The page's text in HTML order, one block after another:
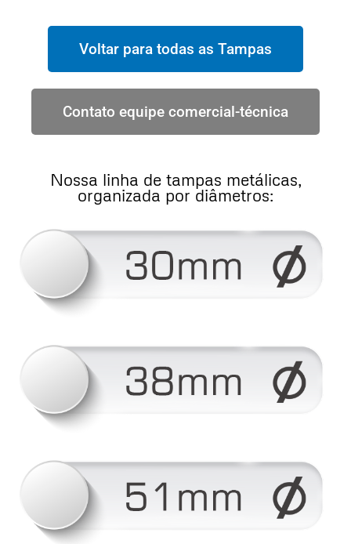
Voltar para todas as Tampas
Contato equipe comercial-técnica
Nossa linha de tampas metálicas,
organizada por diâmetros: